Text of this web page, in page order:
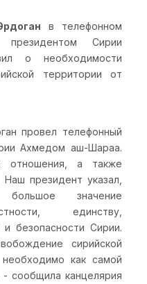
в телефонном
Сирии
о необходимости
территории от
провел телефонный
Ахмедом аш-Шараа.
отношения, а также
президент указал,
значение
единству,
и безопасности Сирии.
сирийской
как самой
сообщила канцелярия